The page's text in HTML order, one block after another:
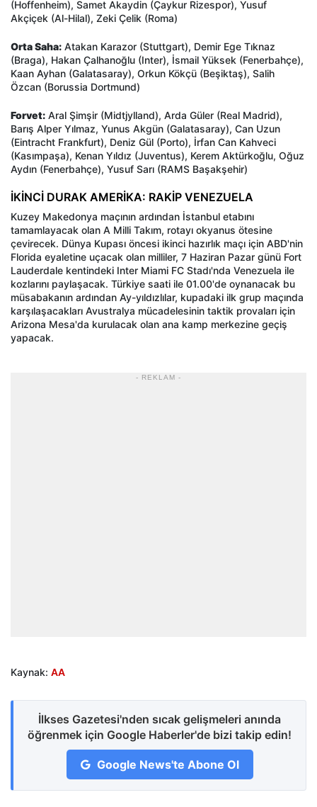
(Hoffenheim), Samet Akaydin (Çaykur Rizespor), Yusuf
Akçiçek (Al-Hilal), Zeki Çelik (Roma)
Orta Saha: Atakan Karazor (Stuttgart), Demir Ege Tıknaz
(Braga), Hakan Çalhanoğlu (Inter), İsmail Yüksek (Fenerbahçe),
Kaan Ayhan (Galatasaray), Orkun Kökçü (Beşiktaş), Salih
Özcan (Borussia Dortmund)
Forvet: Aral Şimşir (Midtjylland), Arda Güler (Real Madrid),
Barış Alper Yılmaz, Yunus Akgün (Galatasaray), Can Uzun
(Eintracht Frankfurt), Deniz Gül (Porto), İrfan Can Kahveci
(Kasımpaşa), Kenan Yıldız (Juventus), Kerem Aktürkoğlu, Oğuz
Aydın (Fenerbahçe), Yusuf Sarı (RAMS Başakşehir)
İKİNCİ DURAK AMERİKA: RAKİP VENEZUELA
Kuzey Makedonya maçının ardından İstanbul etabını
tamamlayacak olan A Milli Takım, rotayı okyanus ötesine
çevirecek. Dünya Kupası öncesi ikinci hazırlık maçı için ABD'nin
Florida eyaletine uçacak olan milliler, 7 Haziran Pazar günü Fort
Lauderdale kentindeki Inter Miami FC Stadı'nda Venezuela ile
kozlarını paylaşacak. Türkiye saati ile 01.00'de oynanacak bu
müsabakanın ardından Ay-yıldızlılar, kupadaki ilk grup maçında
karşılaşacakları Avustralya mücadelesinin taktik provaları için
Arizona Mesa'da kurulacak olan ana kamp merkezine geçiş
yapacak.
- REKLAM -
Kaynak: AA
İlkses Gazetesi'nden sıcak gelişmeleri anında
öğrenmek için Google Haberler'de bizi takip edin!
Google News'te Abone Ol